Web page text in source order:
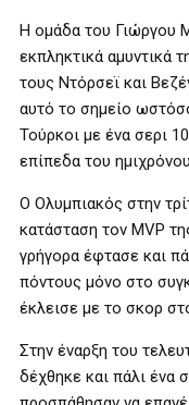
Η ομάδα του Γιώργου
εκπληκτικά αμυντικά
τους Ντόρσεϊ και
αυτό το σημείο
Τούρκοι με ένα σερι
επίπεδα του
Ο Ολυμπιακός στην
κατάσταση τον MVP
γρήγορα έφτασε και
πόντους μόνο στο
έκλεισε με το σκορ
Στην έναρξη του
δέχθηκε και πάλι ένα